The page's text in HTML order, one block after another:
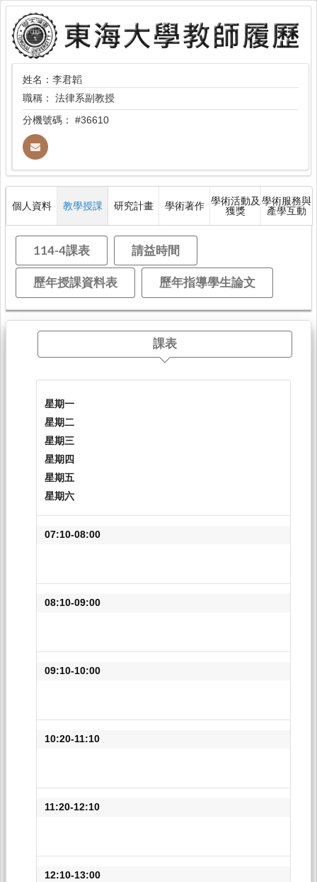
姓名：李君韜
職稱： 法律系副教授
分機號碼： #36610
個人資料 教學授課 研究計畫 學術著作 學術活動及
獲獎
學術服務與
產學互動
114-4課表 請益時間
歷年授課資料表 歷年指導學生論文
課表
星期一
星期二
星期三
星期四
星期五
星期六
07:10-08:00
08:10-09:00
09:10-10:00
10:20-11:10
11:20-12:10
12:10-13:00